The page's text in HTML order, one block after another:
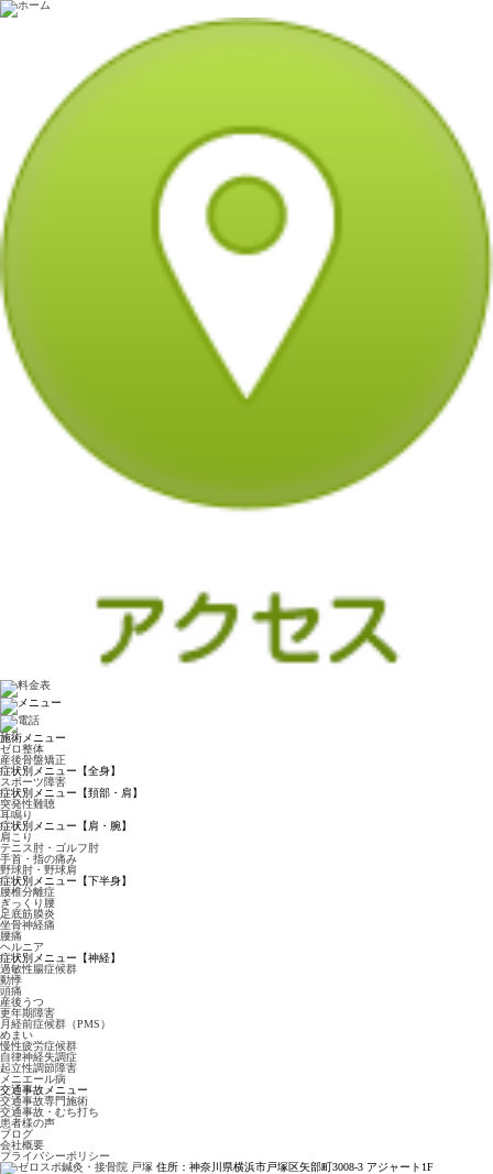
施術メニュー
ゼロ整体
産後骨盤矯正
症状別メニュー【全身】
スポーツ障害
症状別メニュー【頚部・肩】
突発性難聴
耳鳴り
症状別メニュー【肩・腕】
肩こり
テニス肘・ゴルフ肘
手首・指の痛み
野球肘・野球肩
症状別メニュー【下半身】
腰椎分離症
ぎっくり腰
足底筋膜炎
坐骨神経痛
腰痛
ヘルニア
症状別メニュー【神経】
過敏性腸症候群
動悸
頭痛
産後うつ
更年期障害
月経前症候群（PMS）
めまい
慢性疲労症候群
自律神経失調症
起立性調節障害
メニエール病
交通事故メニュー
交通事故専門施術
交通事故・むち打ち
患者様の声
ブログ
会社概要
プライバシーポリシー
住所：神奈川県横浜市戸塚区矢部町3008-3 アジャート1F